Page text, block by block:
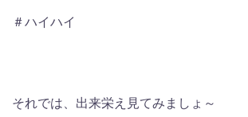
＃ハイハイ
それでは、出来栄え見てみましょ～